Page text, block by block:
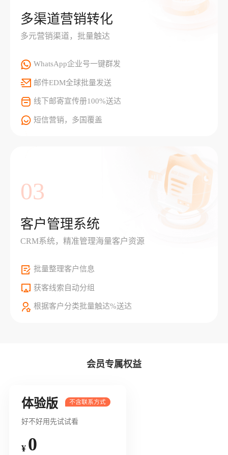
多渠道营销转化
多元营销渠道，批量触达
WhatsApp企业号一键群发
邮件EDM全球批量发送
线下邮寄宣传册100%送达
短信营销，多国覆盖
03
客户管理系统
CRM系统，精准管理海量客户资源
批量整理客户信息
获客线索自动分组
根据客户分类批量触达%送达
会员专属权益
体验版
好不好用先试试看
¥ 0